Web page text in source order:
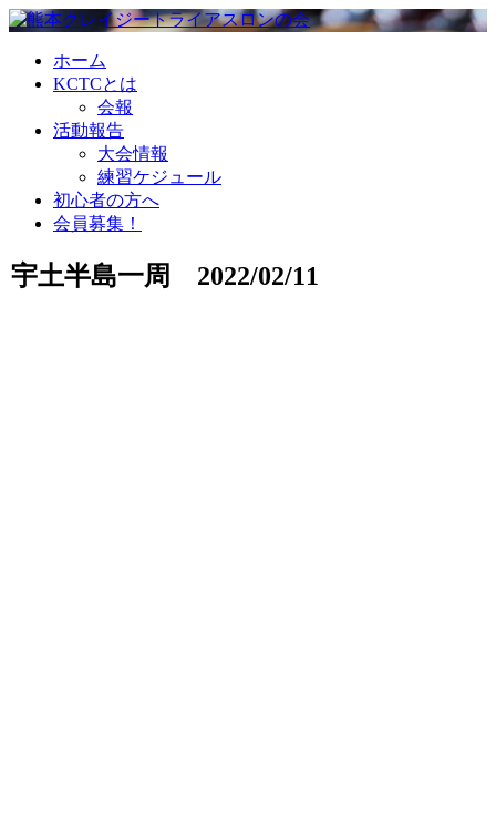
ホーム
KCTCとは
会報
活動報告
大会情報
練習ケジュール
初心者の方へ
会員募集！
宇土半島一周 2022/02/11